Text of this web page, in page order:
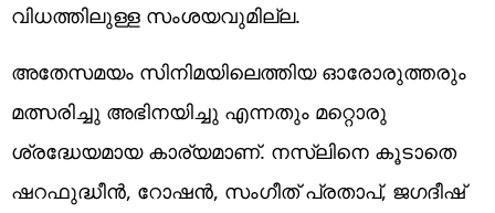
വിധത്തിലുള്ള സംശയവുമില്ല.
അതേസമയം സിനിമയിലെത്തിയ ഓരോരുത്തരും
മത്സരിച്ചു അഭിനയിച്ചു എന്നതും മറ്റൊരു
ശ്രദ്ധേയമായ കാര്യമാണ്. നസ്ലിനെ കൂടാതെ
ഷറഫുദ്ധീൻ, റോഷൻ, സംഗീത് പ്രതാപ്, ജഗദീഷ്